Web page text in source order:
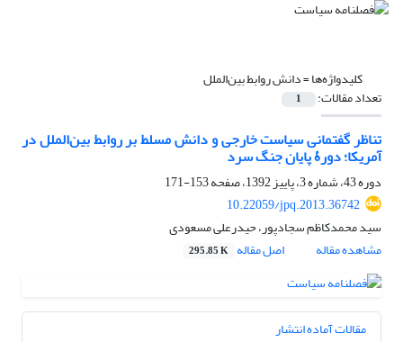
کلیدواژه‌ها =دانش روابط بین‌الملل
تعداد مقالات: 1
تناظر گفتمانی سیاست خارجی و دانش مسلط بر روابط بین‌الملل در
آمریکا؛ دورۀ پایان جنگ سرد
دوره 43، شماره 3، پاییز 1392، صفحه
153-171
10.22059/jpq.2013.36742
سید محمدکاظم سجادپور، حیدرعلی مسعودی
مشاهده مقاله
اصل مقاله 295.85 K
مقالات آماده انتشار